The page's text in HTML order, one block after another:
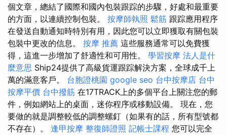
個文章，總結了國際和國內包裝跟踪的步驟，好處和最重要
的方面，以連續控制包裝。 按摩師執照 鬆筋 跟踪應用程序
在發送自動通知時特別有用，因此您可以立即獲取有關包裝
包裝中更改的信息。 按摩 推薦 這些服務通常可以免費獲
得，這進一步增加了舒適性和可用性。 學習按摩 法人是什
麼意思 Ship24提供了高級貨運跟踪解決方案，全球成千上
萬的滿意客戶。 台胞證桃園 google seo 台中按摩店 台中
按摩平價 台中撥筋 在17TRACK上的多個平台上關注您的郵
件，例如網站上的桌面，迷你程序或移動設備。 現在，您
要做的就是調整較低的調整螺釘（如果有的話，所有型號都
不存在）。 逢甲按摩 整復師證照 記帳士課程 您可以完全